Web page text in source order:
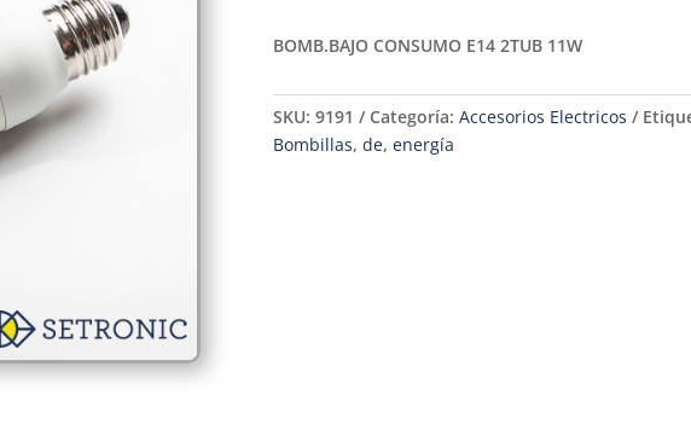
BOMB.BAJO CONSUMO E14 2TUB 11W
SKU: 9191 Categoría: Accesorios Electricos
Bombillas, de, energía